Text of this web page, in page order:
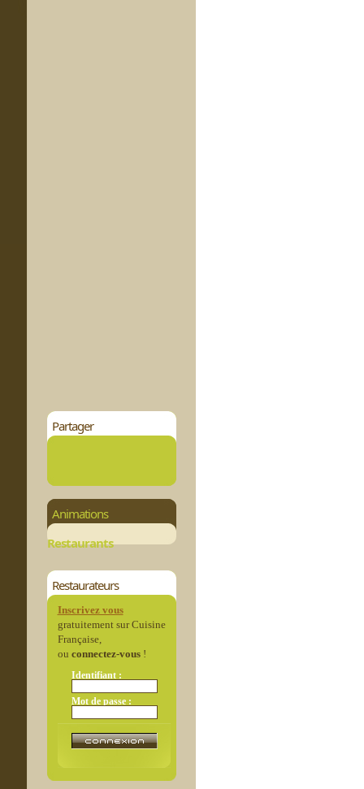
Partager
Animations
Restaurants
Restaurateurs
Inscrivez vous
gratuitement sur Cuisine
Française,
ou connectez-vous!
Identifiant :
Mot de passe :